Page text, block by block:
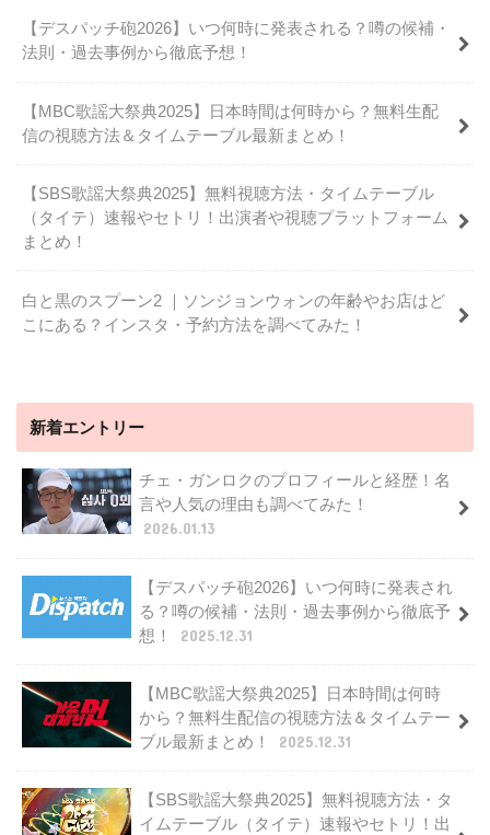
【デスパッチ砲2026】いつ何時に発表される？噂の候補・
法則・過去事例から徹底予想！
【MBC歌謡大祭典2025】日本時間は何時から？無料生配
信の視聴方法＆タイムテーブル最新まとめ！
【SBS歌謡大祭典2025】無料視聴方法・タイムテーブル
（タイテ）速報やセトリ！出演者や視聴プラットフォーム
まとめ！
白と黒のスプーン2 ｜ソンジョンウォンの年齢やお店はど
こにある？インスタ・予約方法を調べてみた！
新着エントリー
チェ・ガンロクのプロフィールと経歴！名
言や人気の理由も調べてみた！
2026.01.13
【デスパッチ砲2026】いつ何時に発表され
る？噂の候補・法則・過去事例から徹底予
想！
2025.12.31
【MBC歌謡大祭典2025】日本時間は何時
から？無料生配信の視聴方法＆タイムテー
ブル最新まとめ！
2025.12.31
【SBS歌謡大祭典2025】無料視聴方法・タ
イムテーブル（タイテ）速報やセトリ！出